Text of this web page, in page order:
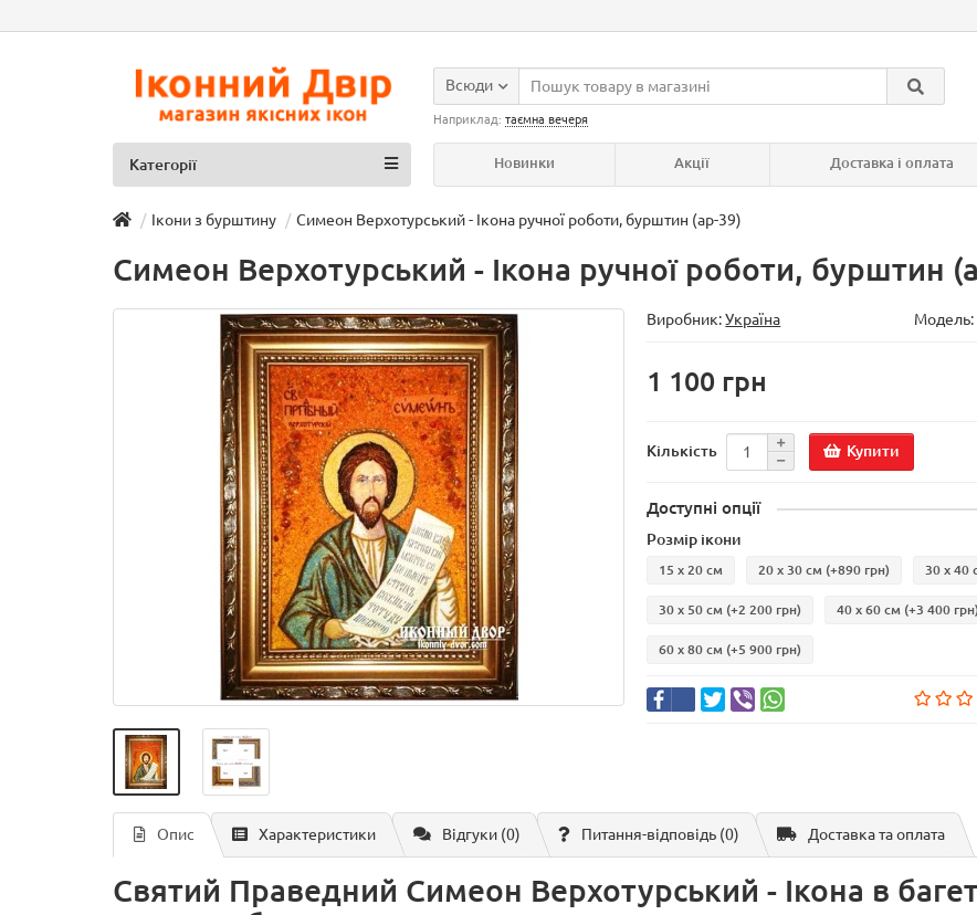
Всюди
Наприклад: таємна вечеря
Новинки Акції Доставка і оплата
Категорії
Ікони з бурштину Симеон Верхотурський - Ікона ручної роботи, бурштин (ар-39)
Симеон Верхотурський - Ікона ручної роботи, бурштин
Виробник:Україна Модель:
1 100 грн
Кількість Купити
Доступні опції
Розмір ікони
15 х 20 см 20 х 30 см (+890 грн) 30 х 40
30 х 50 см (+2 200 грн) 40 х 60 см (+3 400
60 х 80 см (+5 900 грн)
Опис Характеристики Відгуки (0) Питання-відповідь (0) Доставка та оплата
Святий Праведний Симеон Верхотурський - Ікона в